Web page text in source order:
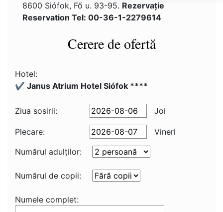
8600 Siófok, Fő u. 93-95. Rezervaţie
Reservation Tel: 00-36-1-2279614
Cerere de ofertă
Hotel:
✔️ Janus Atrium Hotel Siófok ****
Ziua sosirii: Joi
Plecare:
Vineri
Numărul adulţilor:
Numărul de copii:
Numele complet: